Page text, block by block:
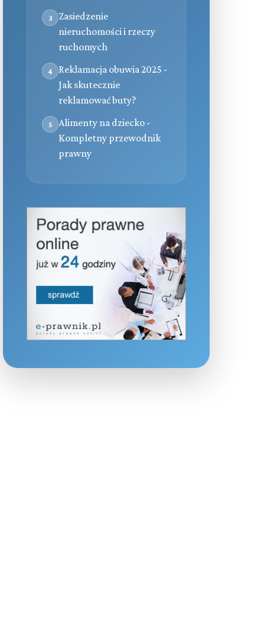
3
Zasiedzenie
nieruchomości i rzeczy
ruchomych
4
Reklamacja obuwia 2025 -
Jak skutecznie
reklamować buty?
5
Alimenty na dziecko -
Kompletny przewodnik
prawny